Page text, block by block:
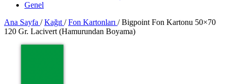
Genel
Ana Sayfa / Kağıt / Fon Kartonları / Bigpoint Fon Kartonu 50×70
120 Gr. Lacivert (Hamurundan Boyama)